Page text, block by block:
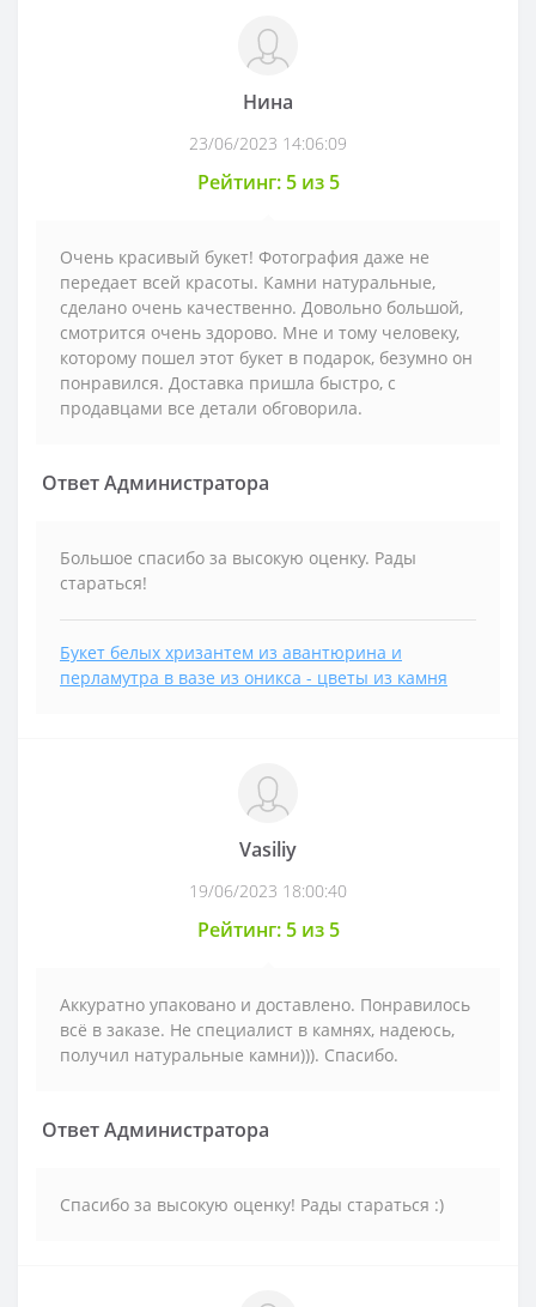
Нина
23/06/2023 14:06:09
Рейтинг: 5 из 5
Очень красивый букет! Фотография даже не
передает всей красоты. Камни натуральные,
сделано очень качественно. Довольно большой,
смотрится очень здорово. Мне и тому человеку,
которому пошел этот букет в подарок, безумно он
понравился. Доставка пришла быстро, с
продавцами все детали обговорила.
Ответ Администратора
Большое спасибо за высокую оценку. Рады
стараться!
Букет белых хризантем из авантюрина и
перламутра в вазе из оникса - цветы из камня
Vasiliy
19/06/2023 18:00:40
Рейтинг: 5 из 5
Аккуратно упаковано и доставлено. Понравилось
всё в заказе. Не специалист в камнях, надеюсь,
получил натуральные камни))). Спасибо.
Ответ Администратора
Спасибо за высокую оценку! Рады стараться :)